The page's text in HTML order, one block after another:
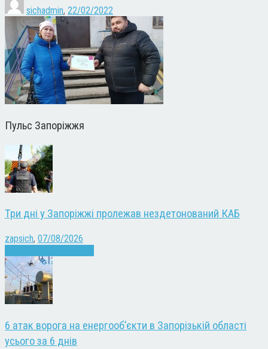
sichadmin, 22/02/2022
Пульс Запоріжжя
Три дні у Запоріжжі пролежав нездетонований КАБ
zapsich, 07/08/2026
6 атак ворога на енергооб’єкти в Запорізькій області
усього за 6 днів